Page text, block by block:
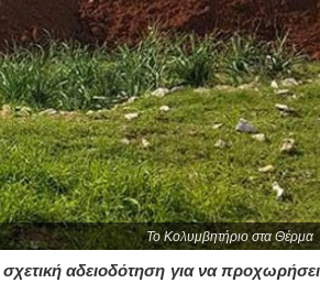
Το Κολυμβητήριο στα Θέρμα
αδειοδότηση για να